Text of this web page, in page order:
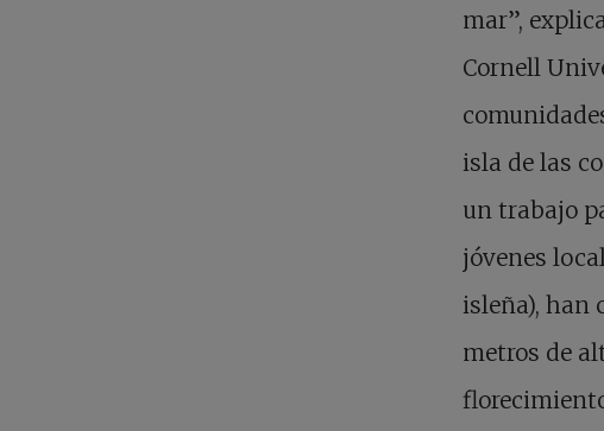
mar”,
Cornell
isla de las
un trabajo
jóvenes
isleña), han
metros de